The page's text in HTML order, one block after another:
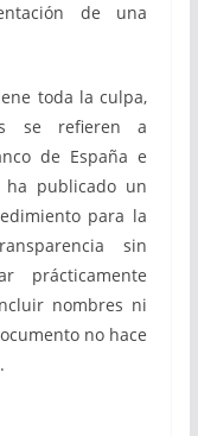
de una
toda la culpa,
se refieren a
de España e
ha publicado un
para la
sin
prácticamente
nombres ni
no hace